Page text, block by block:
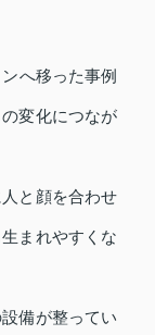
へ移った事例
変化につなが
と顔を合わせ
まれやすくな
備が整ってい